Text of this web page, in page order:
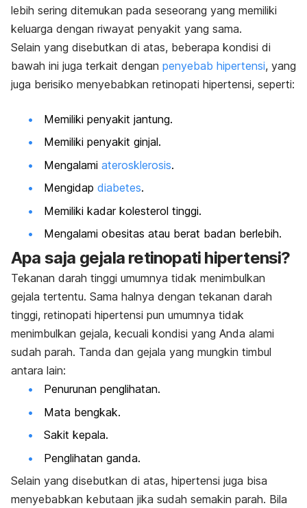
lebih sering ditemukan pada seseorang yang memiliki
keluarga dengan riwayat penyakit yang sama.
Selain yang disebutkan di atas, beberapa kondisi di
bawah ini juga terkait dengan penyebab hipertensi, yang
juga berisiko menyebabkan retinopati hipertensi, seperti:
Memiliki penyakit jantung.
Memiliki penyakit ginjal.
Mengalami aterosklerosis.
Mengidap diabetes.
Memiliki kadar kolesterol tinggi.
Mengalami obesitas atau berat badan berlebih.
Apa saja gejala retinopati hipertensi?
Tekanan darah tinggi umumnya tidak menimbulkan
gejala tertentu. Sama halnya dengan tekanan darah
tinggi, retinopati hipertensi pun umumnya tidak
menimbulkan gejala, kecuali kondisi yang Anda alami
sudah parah. Tanda dan gejala yang mungkin timbul
antara lain:
Penurunan penglihatan.
Mata bengkak.
Sakit kepala.
Penglihatan ganda.
Selain yang disebutkan di atas, hipertensi juga bisa
menyebabkan kebutaan jika sudah semakin parah. Bila